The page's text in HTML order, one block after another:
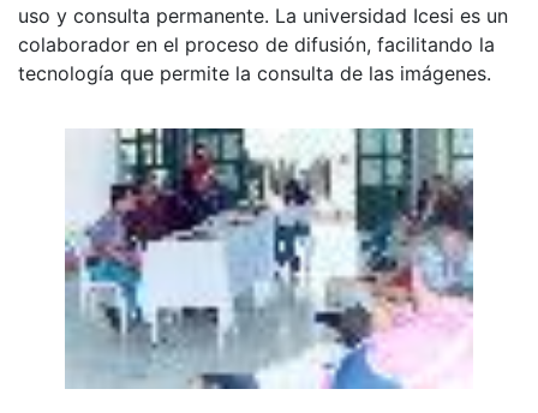
uso y consulta permanente. La universidad Icesi es un
colaborador en el proceso de difusión, facilitando la
tecnología que permite la consulta de las imágenes.